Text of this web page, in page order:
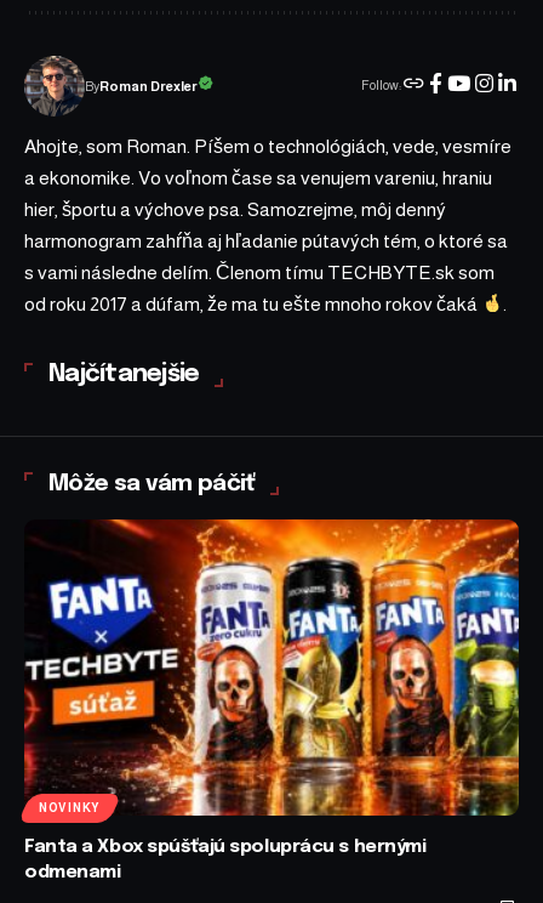
ByRoman Drexler Follow:
Ahojte, som Roman. Píšem o technológiách, vede, vesmíre
a ekonomike. Vo voľnom čase sa venujem vareniu, hraniu
hier, športu a výchove psa. Samozrejme, môj denný
harmonogram zahŕňa aj hľadanie pútavých tém, o ktoré sa
s vami následne delím. Členom tímu TECHBYTE.sk som
od roku 2017 a dúfam, že ma tu ešte mnoho rokov čaká
Najčítanejšie
Môže sa vám páčiť
NOVINKY
Fanta a Xbox spúšťajú spoluprácu s hernými
odmenami